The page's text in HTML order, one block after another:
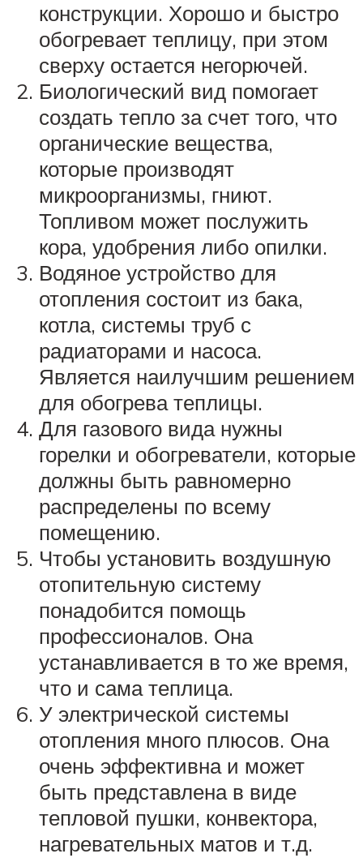
конструкции. Хорошо и быстро
обогревает теплицу, при этом
сверху остается негорючей.
Биологический вид помогает
создать тепло за счет того, что
органические вещества,
которые производят
микроорганизмы, гниют.
Топливом может послужить
кора, удобрения либо опилки.
Водяное устройство для
отопления состоит из бака,
котла, системы труб с
радиаторами и насоса.
Является наилучшим решением
для обогрева теплицы.
Для газового вида нужны
горелки и обогреватели, которые
должны быть равномерно
распределены по всему
помещению.
Чтобы установить воздушную
отопительную систему
понадобится помощь
профессионалов. Она
устанавливается в то же время,
что и сама теплица.
У электрической системы
отопления много плюсов. Она
очень эффективна и может
быть представлена в виде
тепловой пушки, конвектора,
нагревательных матов и т.д.